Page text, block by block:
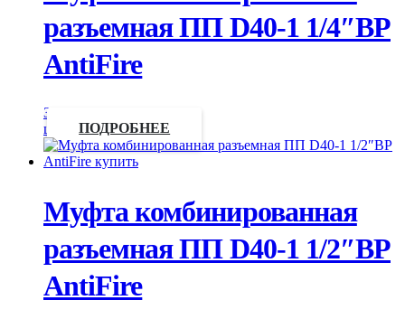
разъемная ПП D40-1 1/4″ВР
AntiFire
Запросить
цену
ПОДРОБНЕЕ
Муфта комбинированная
разъемная ПП D40-1 1/2″ВР
AntiFire